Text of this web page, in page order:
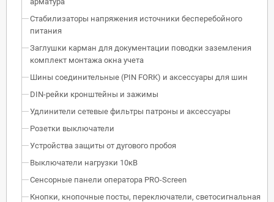
Стабилизаторы напряжения источники бесперебойного
питания
Заглушки карман для документации поводки заземления
комплект монтажа окна учета
Шины соединительные (PIN FORK) и аксессуары для шин
DIN-рейки кронштейны и зажимы
Удлинители сетевые фильтры патроны и аксессуары
Розетки выключатели
Устройства защиты от дугового пробоя
Выключатели нагрузки 10кВ
Сенсорные панели оператора PRO-Screen
Кнопки, кнопочные посты, переключатели, светосигнальная